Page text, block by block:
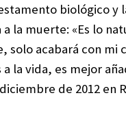
biológico y
la muerte: «Es lo
solo acabará con mi
la vida, es mejor
de 2012 en